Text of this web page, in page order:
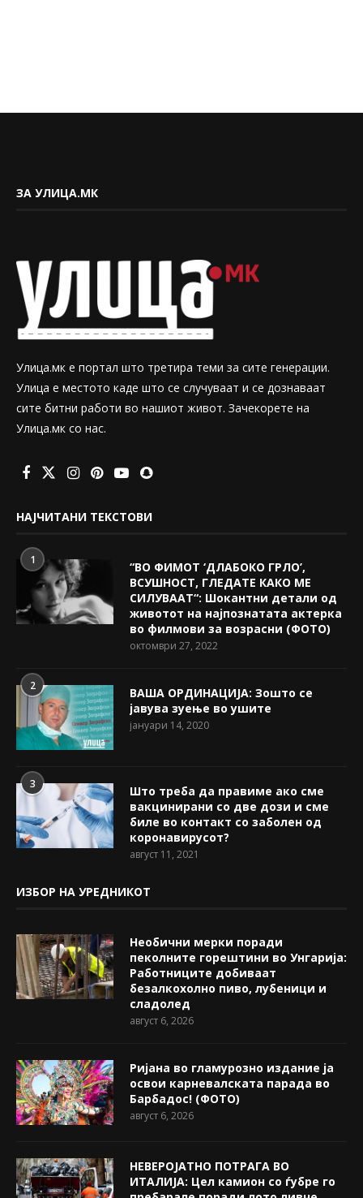
ЗА УЛИЦА.МК
Улица.мк е портал што третира теми за сите генерации.
Улица е местото каде што се случуваат и се дознаваат
сите битни работи во нашиот живот. Зачекорете на
Улица.мк со нас.
НАЈЧИТАНИ ТЕКСТОВИ
1
“ВО ФИМОТ ‘ДЛАБОКО ГРЛО’,
ВСУШНОСТ, ГЛЕДАТЕ КАКО МЕ
СИЛУВААТ“: Шокантни детали од
животот на најпознатата актерка
во филмови за возрасни (ФОТО)
октомври 27, 2022
2
ВАША ОРДИНАЦИЈА: Зошто се
јавува зуење во ушите
јануари 14, 2020
3
Што треба да правиме ако сме
вакцинирани со две дози и сме
биле во контакт со заболен од
коронавирусот?
август 11, 2021
ИЗБОР НА УРЕДНИКОТ
Необични мерки поради
пеколните горештини во Унгарија:
Работниците добиваат
безалкохолно пиво, лубеници и
сладолед
август 6, 2026
Ријана во гламурозно издание ја
освои карневалската парада во
Барбадос! (ФОТО)
август 6, 2026
НЕВЕРОЈАТНО ПОТРАГА ВО
ИТАЛИЈА: Цел камион со ѓубре го